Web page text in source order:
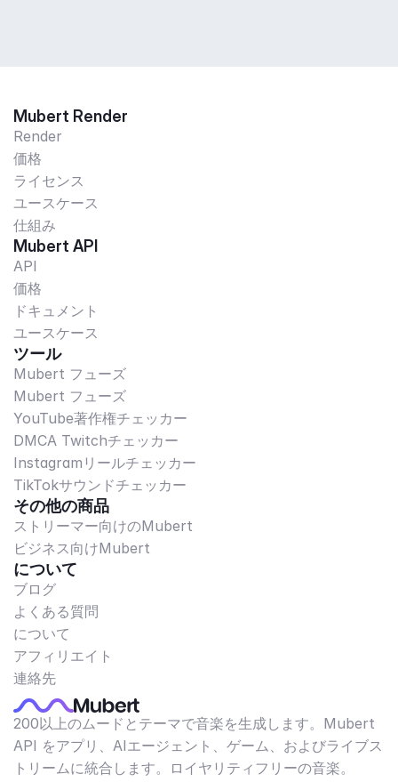
Mubert Render
Render
価格
ライセンス
ユースケース
仕組み
Mubert API
API
価格
ドキュメント
ユースケース
ツール
Mubert フューズ
Mubert フューズ
YouTube著作権チェッカー
DMCA Twitchチェッカー
Instagramリールチェッカー
TikTokサウンドチェッカー
その他の商品
ストリーマー向けのMubert
ビジネス向けMubert
について
ブログ
よくある質問
について
アフィリエイト
連絡先
200以上のムードとテーマで音楽を生成します。Mubert
API をアプリ、AIエージェント、ゲーム、およびライブス
トリームに統合します。ロイヤリティフリーの音楽。